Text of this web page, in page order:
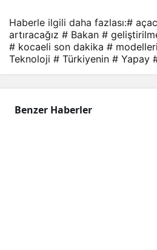
Haberle ilgili daha fazlası:#
artıracağız # Bakan #
# kocaeli son dakika # modelleri
Teknoloji # Türkiyenin # Yapay
Benzer Haberler